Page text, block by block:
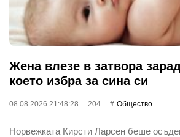
Жена влезе в затвора
което избра за сина си
08.08.2026 21:48:28 204 Общество
Норвежката Кирсти Ларсен беше